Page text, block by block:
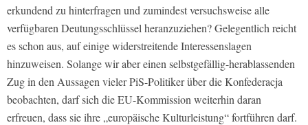
erkundend zu hinterfragen und zumindest versuchsweise alle
verfügbaren Deutungsschlüssel heranzuziehen? Gelegentlich reicht
es schon aus, auf einige widerstreitende Interessenslagen
hinzuweisen. Solange wir aber einen selbstgefällig-herablassenden
Zug in den Aussagen vieler PiS-Politiker über die Konfederacja
beobachten, darf sich die EU-Kommission weiterhin daran
erfreuen, dass sie ihre „europäische Kulturleistung“ fortführen darf.